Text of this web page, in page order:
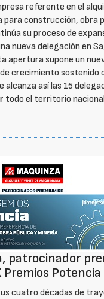
referente en el
para construcción, obra
su proceso de
nueva delegación en
apertura supone un
crecimiento sostenido
alcanza así las 15
todo el territorio
patrocinador
Premios Potencia
cuatro décadas de